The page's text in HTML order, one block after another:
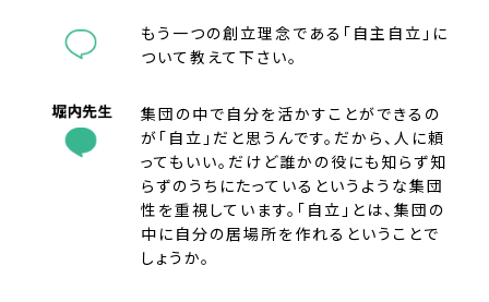
もう一つの創立理念である「自主自立」に
ついて教えて下さい。
集団の中で自分を活かすことができるの
が「自立」だと思うんです。だから、人に頼
ってもいい。だけど誰かの役にも知らず知
らずのうちにたっているというような集団
性を重視しています。「自立」とは、集団の
中に自分の居場所を作れるということで
しょうか。